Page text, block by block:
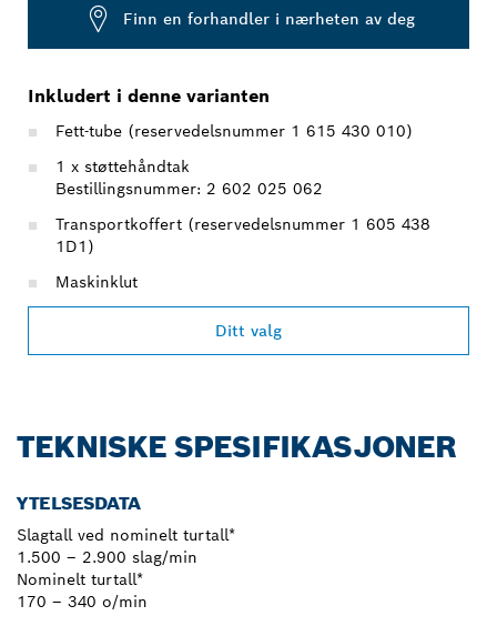
Finn en forhandler i nærheten av deg
Inkludert i denne varianten
Fett-tube (reservedelsnummer 1 615 430 010)
1 x støttehåndtak
Bestillingsnummer: 2 602 025 062
Transportkoffert (reservedelsnummer 1 605 438
1D1)
Maskinklut
Ditt valg
TEKNISKE SPESIFIKASJONER
YTELSESDATA
Slagtall ved nominelt turtall*
1.500 – 2.900 slag/min
Nominelt turtall*
170 – 340 o/min